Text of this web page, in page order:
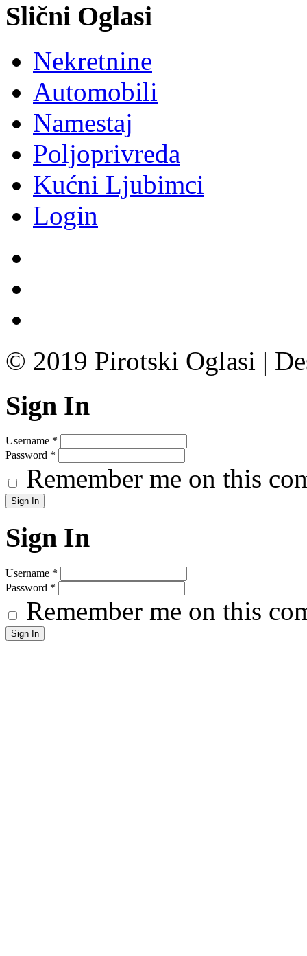
Slični Oglasi
Nekretnine
Automobili
Namestaj
Poljoprivreda
Kućni Ljubimci
Login
© 2019 Pirotski Oglasi |
Sign In
Username *
Password *
Remember me on this
Sign In
Username *
Password *
Remember me on this